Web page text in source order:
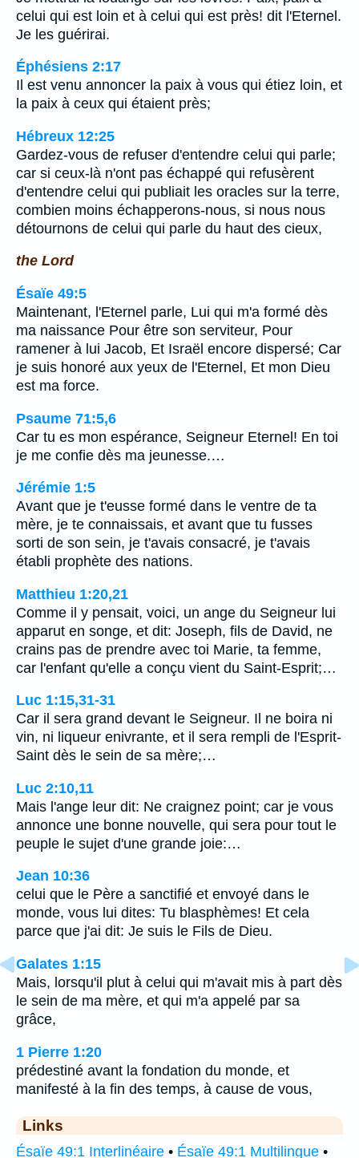
celui qui est loin et à celui qui est près! dit l'Eternel.
Je les guérirai.
Éphésiens 2:17
Il est venu annoncer la paix à vous qui étiez loin, et
la paix à ceux qui étaient près;
Hébreux 12:25
Gardez-vous de refuser d'entendre celui qui parle;
car si ceux-là n'ont pas échappé qui refusèrent
d'entendre celui qui publiait les oracles sur la terre,
combien moins échapperons-nous, si nous nous
détournons de celui qui parle du haut des cieux,
the Lord
Ésaïe 49:5
Maintenant, l'Eternel parle, Lui qui m'a formé dès
ma naissance Pour être son serviteur, Pour
ramener à lui Jacob, Et Israël encore dispersé; Car
je suis honoré aux yeux de l'Eternel, Et mon Dieu
est ma force.
Psaume 71:5,6
Car tu es mon espérance, Seigneur Eternel! En toi
je me confie dès ma jeunesse.…
Jérémie 1:5
Avant que je t'eusse formé dans le ventre de ta
mère, je te connaissais, et avant que tu fusses
sorti de son sein, je t'avais consacré, je t'avais
établi prophète des nations.
Matthieu 1:20,21
Comme il y pensait, voici, un ange du Seigneur lui
apparut en songe, et dit: Joseph, fils de David, ne
crains pas de prendre avec toi Marie, ta femme,
car l'enfant qu'elle a conçu vient du Saint-Esprit;…
Luc 1:15,31-31
Car il sera grand devant le Seigneur. Il ne boira ni
vin, ni liqueur enivrante, et il sera rempli de l'Esprit-
Saint dès le sein de sa mère;…
Luc 2:10,11
Mais l'ange leur dit: Ne craignez point; car je vous
annonce une bonne nouvelle, qui sera pour tout le
peuple le sujet d'une grande joie:…
Jean 10:36
celui que le Père a sanctifié et envoyé dans le
monde, vous lui dites: Tu blasphèmes! Et cela
parce que j'ai dit: Je suis le Fils de Dieu.
Galates 1:15
Mais, lorsqu'il plut à celui qui m'avait mis à part dès
le sein de ma mère, et qui m'a appelé par sa
grâce,
1 Pierre 1:20
prédestiné avant la fondation du monde, et
manifesté à la fin des temps, à cause de vous,
Links
Ésaïe 49:1 Interlinéaire • Ésaïe 49:1 Multilingue •